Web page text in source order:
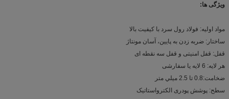
ویژگی ها:
مواد اولیه: فولاد رول سرد با کیفیت بالا
ساختار: ضربه زدن به پایین، آسان مونتاژ
قفل: قفل امنیتی و قفل سه نقطه ای
هر لایه: 6 لایه یا سفارشی
ضخامت:0.8 تا 2.5 ميلي متر
سطح: پوشش پودری الکترواستاتیک